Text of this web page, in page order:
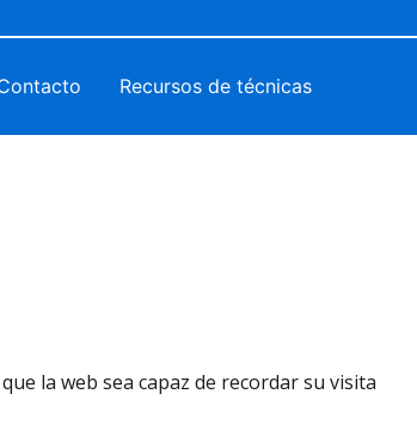
Recursos de técnicas
la web sea capaz de recordar su visita